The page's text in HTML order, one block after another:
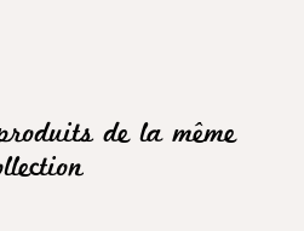
de la même